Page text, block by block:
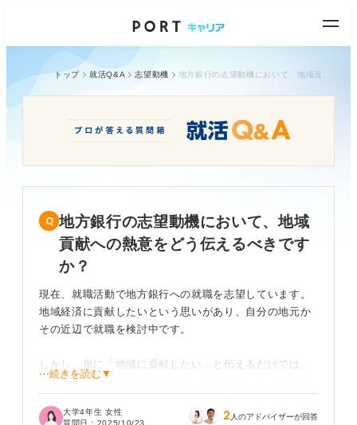
トップ 就活Q&A 志望動機
地方銀行の志望動機において、地域
貢献への熱意をどう伝えるべきです
か？
現在、就職活動で地方銀行への就職を志望しています。
地域経済に貢献したいという思いがあり、自分の地元か
その近辺で就職を検討中です。
しかし、単に「地域に貢献したい」と伝えるだけでは、
ほかの志望者との差別化が難しいのではないかと感じて
⋯続きを読む▼
大学4年生 女性
質問日： 2025/10/23 2 人のアドバイザーが回答